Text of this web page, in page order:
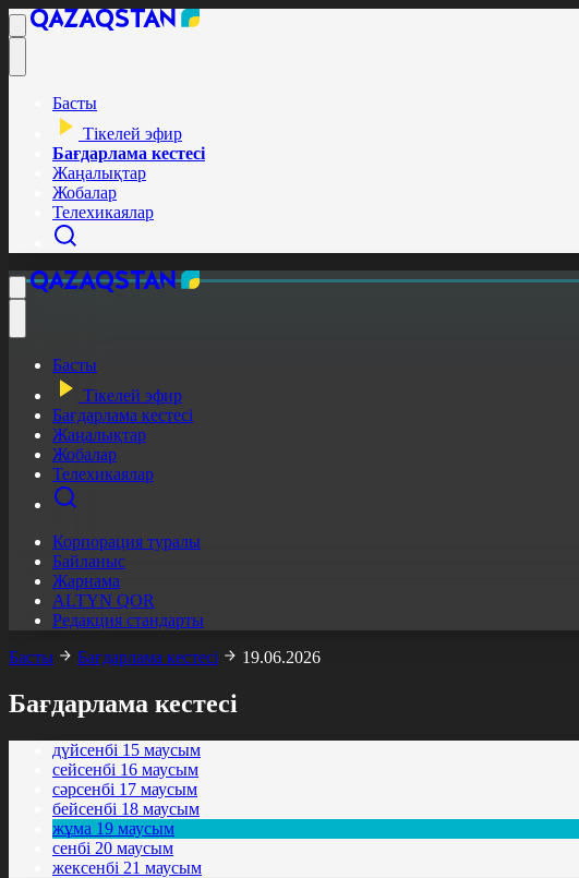
Басты
Тікелей эфир
Бағдарлама кестесі
Жаңалықтар
Жобалар
Телехикаялар
Басты
Тікелей эфир
Бағдарлама кестесі
Жаңалықтар
Жобалар
Телехикаялар
Корпорация туралы
Байланыс
Жарнама
ALTYN QOR
Редакция стандарты
Басты
Бағдарлама кестесі 19.06.2026
Бағдарлама кестесі
дүйсенбі 15 маусым
сейсенбі 16 маусым
сәрсенбі 17 маусым
бейсенбі 18 маусым
жұма 19 маусым
сенбі 20 маусым
жексенбі 21 маусым